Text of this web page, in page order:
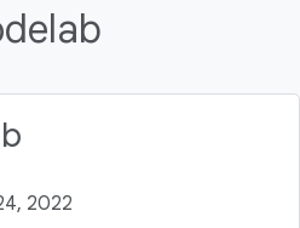
2022